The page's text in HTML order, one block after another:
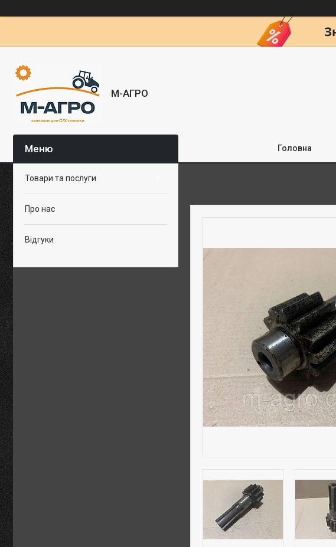
М-АГРО
Головна
Товари та послуги
Про нас
Відгуки